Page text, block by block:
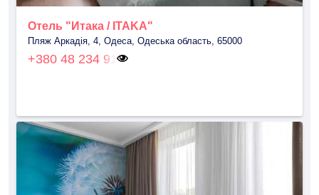
Отель "Итака / ITAKA"
Пляж Аркадія, 4, Одеса, Одеська область, 65000
+380 48 234 91